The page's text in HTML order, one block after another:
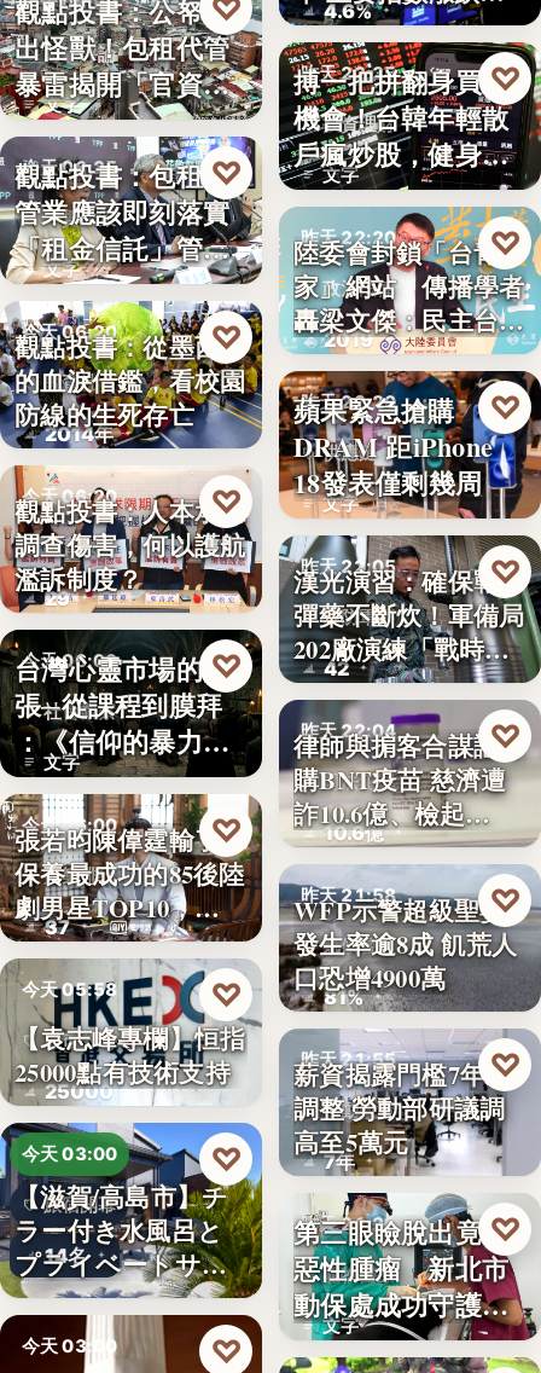
時事評論
文字
觀點投書：公帑養
出怪獸！包租代管
暴雷揭開「官資共
生」的制…
♡
今天 06:25
租賃政策
文字
觀點投書：包租代
管業應該即刻落實
「租金信託」管理
制度！才…
♡
今天 06:20
教育社會
2014年
觀點投書：從墨西哥
的血淚借鑑，看校園
防線的生死存亡
♡
今天 06:20
教育政策
29
觀點投書：人本承認
調查傷害，何以護航
濫訴制度？
♡
今天 06:00
社會觀察
文字
台灣心靈市場的擴
張─從課程到膜拜
：《信仰的暴力》
選摘（3…
♡
今天 06:00
娛樂排行
37
張若昀陳偉霆輸了！
保養最成功的85後陸
劇男星TOP10，…
♡
今天 05:58
股市分析
25000
【袁志峰專欄】恒指
25000點有技術支持
♡
今天 03:00
旅宿開幕
14名
【滋賀/高島市】チ
ラー付き水風呂と
プライベートサウ
ナを楽…
♡
今天 03:00 ♡
4.6%
見
昨天 22:35
投資理財
文字
搏一把拼翻身買房
機會！台韓年輕散
戶瘋炒股，健身網
紅開槓桿…
♡
昨天 22:20
政治法律
2019
陸委會封鎖「台青e
家」網站 傳播學者
轟梁文傑：民主台灣
的…
♡
昨天 22:20
供應鏈
文字
蘋果緊急搶購
DRAM 距iPhone
18發表僅剩幾周
♡
昨天 22:05
國防軍事
42
漢光演習：確保戰時
彈藥不斷炊！軍備局
202廠演練「戰時
產…
♡
昨天 22:04
司法犯罪
10.6億
律師與掮客合謀誆可
購BNT疫苗 慈濟遭
詐10.6億、檢起…
♡
昨天 21:58
氣候警報
81%
WFP示警超級聖嬰
發生率逾8成 飢荒人
口恐增4900萬
♡
昨天 21:55
勞動政策
7年
薪資揭露門檻7年未
調整 勞動部研議調
高至5萬元
♡
昨天 21:26
寵物醫療
文字
第三眼瞼脫出竟藏
惡性腫瘤 新北市
動保處成功守護校
園犬
♡